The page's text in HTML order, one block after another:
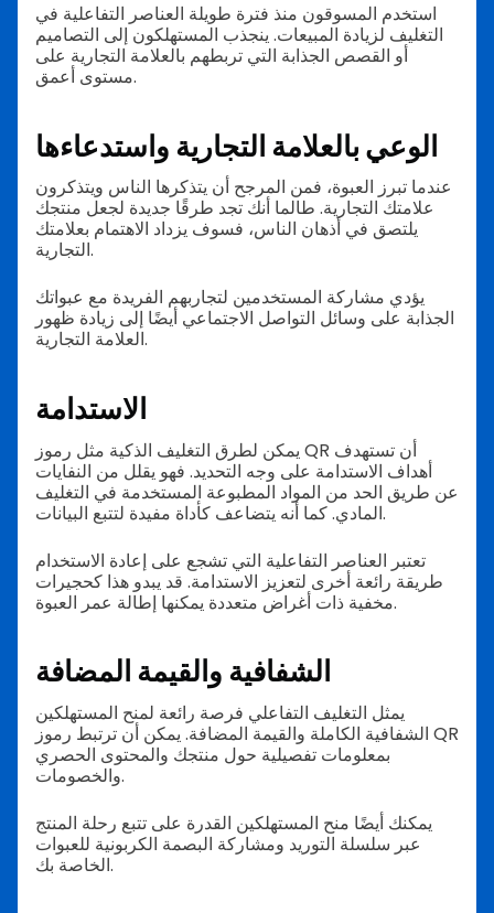
استخدم المسوقون منذ فترة طويلة العناصر التفاعلية في
التغليف لزيادة المبيعات. ينجذب المستهلكون إلى التصاميم
أو القصص الجذابة التي تربطهم بالعلامة التجارية على
مستوى أعمق.
الوعي بالعلامة التجارية واستدعاءها
عندما تبرز العبوة، فمن المرجح أن يتذكرها الناس ويتذكرون
علامتك التجارية. طالما أنك تجد طرقًا جديدة لجعل منتجك
يلتصق في أذهان الناس، فسوف يزداد الاهتمام بعلامتك
التجارية.
يؤدي مشاركة المستخدمين لتجاربهم الفريدة مع عبواتك
الجذابة على وسائل التواصل الاجتماعي أيضًا إلى زيادة ظهور
العلامة التجارية.
الاستدامة
يمكن لطرق التغليف الذكية مثل رموز QR أن تستهدف
أهداف الاستدامة على وجه التحديد. فهو يقلل من النفايات
عن طريق الحد من المواد المطبوعة المستخدمة في التغليف
المادي. كما أنه يتضاعف كأداة مفيدة لتتبع البيانات.
تعتبر العناصر التفاعلية التي تشجع على إعادة الاستخدام
طريقة رائعة أخرى لتعزيز الاستدامة. قد يبدو هذا كحجيرات
مخفية ذات أغراض متعددة يمكنها إطالة عمر العبوة.
الشفافية والقيمة المضافة
يمثل التغليف التفاعلي فرصة رائعة لمنح المستهلكين
الشفافية الكاملة والقيمة المضافة. يمكن أن ترتبط رموز QR
بمعلومات تفصيلية حول منتجك والمحتوى الحصري
والخصومات.
يمكنك أيضًا منح المستهلكين القدرة على تتبع رحلة المنتج
عبر سلسلة التوريد ومشاركة البصمة الكربونية للعبوات
الخاصة بك.